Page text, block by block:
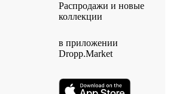
Распродажи и новые
коллекции
в приложении
Dropp.Market